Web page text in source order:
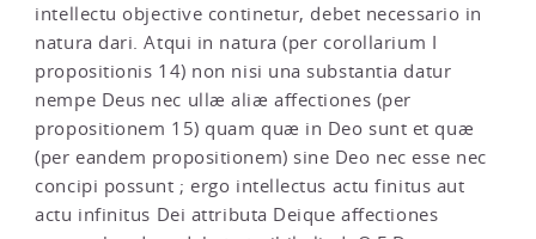
intellectu objective continetur, debet necessario in
natura dari. Atqui in natura (per corollarium I
propositionis 14) non nisi una substantia datur
nempe Deus nec ullæ aliæ affectiones (per
propositionem 15) quam quæ in Deo sunt et quæ
(per eandem propositionem) sine Deo nec esse nec
concipi possunt ; ergo intellectus actu finitus aut
actu infinitus Dei attributa Deique affectiones